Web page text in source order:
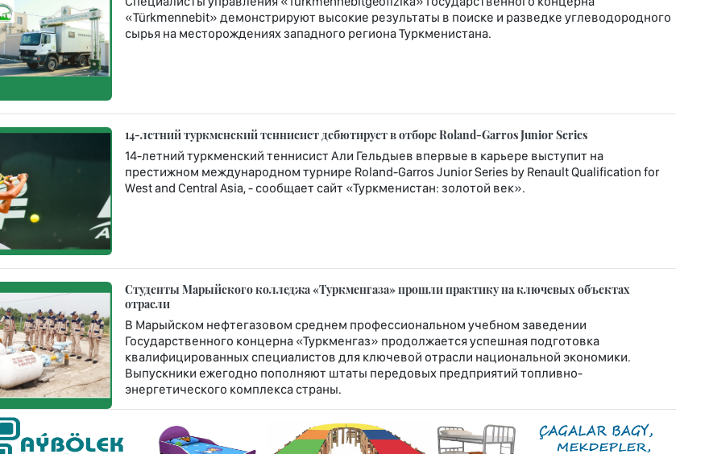
«Türkmennebit» демонстрируют высокие результаты в поиске и разведке углеводородного
сырья на месторождениях западного региона Туркменистана.
14-летний туркменский теннисист дебютирует в отборе Roland-Garros Junior Series
14-летний туркменский теннисист Али Гельдыев впервые в карьере выступит на
престижном международном турнире Roland-Garros Junior Series by Renault Qualification for
West and Central Asia, - сообщает сайт «Туркменистан: золотой век».
Студенты Марыйского колледжа «Туркменгаза» прошли практику на ключевых объектах
отрасли
В Марыйском нефтегазовом среднем профессиональном учебном заведении
Государственного концерна «Туркменгаз» продолжается успешная подготовка
квалифицированных специалистов для ключевой отрасли национальной экономики.
Выпускники ежегодно пополняют штаты передовых предприятий топливно-
энергетического комплекса страны.